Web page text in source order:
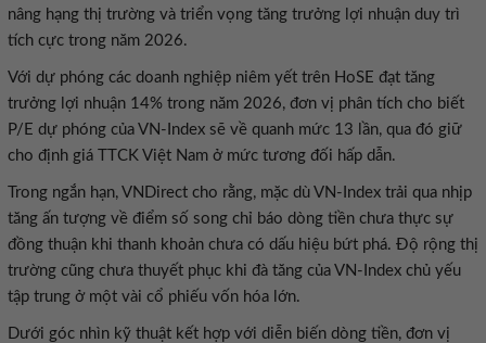
nâng hạng thị trường và triển vọng tăng trưởng lợi nhuận duy trì
tích cực trong năm 2026.
Với dự phóng các doanh nghiệp niêm yết trên HoSE đạt tăng
trưởng lợi nhuận 14% trong năm 2026, đơn vị phân tích cho biết
P/E dự phóng của VN-Index sẽ về quanh mức 13 lần, qua đó giữ
cho định giá TTCK Việt Nam ở mức tương đối hấp dẫn.
Trong ngắn hạn, VNDirect cho rằng, mặc dù VN-Index trải qua nhịp
tăng ấn tượng về điểm số song chỉ báo dòng tiền chưa thực sự
đồng thuận khi thanh khoản chưa có dấu hiệu bứt phá. Độ rộng thị
trường cũng chưa thuyết phục khi đà tăng của VN-Index chủ yếu
tập trung ở một vài cổ phiếu vốn hóa lớn.
Dưới góc nhìn kỹ thuật kết hợp với diễn biến dòng tiền, đơn vị